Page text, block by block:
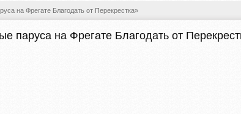
на Фрегате Благодать от Перекрестка»
паруса на Фрегате Благодать от